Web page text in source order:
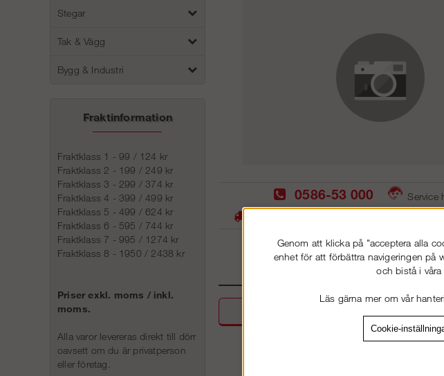
Stegar
Tak & Vägg
Bygg & Industri
Fraktinformation
Fraktklass 1 - 99 / 124 kr
Fraktklass 2 - 199 / 249 kr
Fraktklass 3 - 299 / 374 kr
Fraktklass 4 - 399 / 499 kr
Fraktklass 5 - 499 / 624 kr
Fraktklass 6 - 595 / 744 kr
Fraktklass 7 - 995 / 1274 kr
Fraktklass 8 - 1950 / 2438 kr
Priser exkl. moms / inkl.
moms.
Alla varor levereras direkt till dörr
oavsett om du är privatperson
eller företag.
0586-53 000
Service
Genom att klicka på "acceptera alla
enhet för att förbättra navigeringen på
och bistå i
Läs gärna mer om vår
Cookie-
VÄLKOMMEN TILL